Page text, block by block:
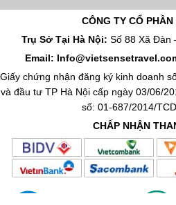
CÔNG TY CỔ PHẦN
Trụ Sở Tại Hà Nội: Số 88 Xã Đàn
Email:
Giấy chứng nhận đăng ký kinh doanh
và đầu tư TP Hà Nội cấp ngày 03/06/
số: 01-687/2014/
CHẤP NHẬN